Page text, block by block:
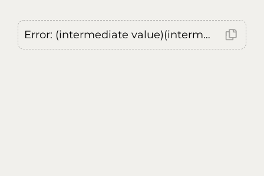
Error: (intermediate value)(intermediate value)(intermediate value).replaceAll is not a function